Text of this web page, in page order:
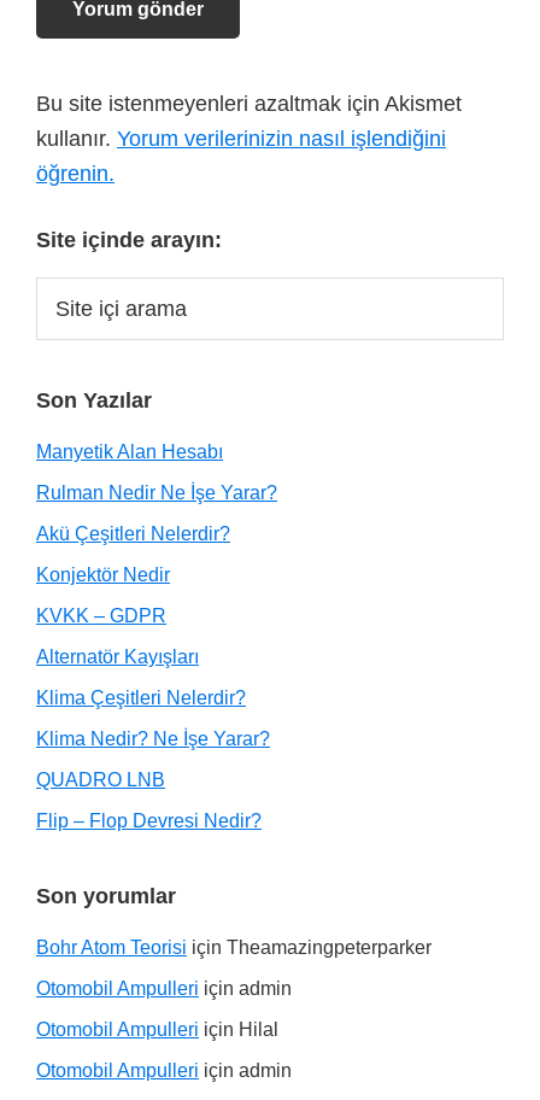
Bu site istenmeyenleri azaltmak için Akismet
kullanır. Yorum verilerinizin nasıl işlendiğini
öğrenin.
Site içinde arayın:
Son Yazılar
Manyetik Alan Hesabı
Rulman Nedir Ne İşe Yarar?
Akü Çeşitleri Nelerdir?
Konjektör Nedir
KVKK – GDPR
Alternatör Kayışları
Klima Çeşitleri Nelerdir?
Klima Nedir? Ne İşe Yarar?
QUADRO LNB
Flip – Flop Devresi Nedir?
Son yorumlar
Bohr Atom Teorisi için Theamazingpeterparker
Otomobil Ampulleri için admin
Otomobil Ampulleri için Hilal
Otomobil Ampulleri için admin